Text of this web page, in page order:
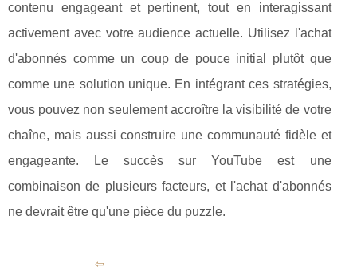
contenu engageant et pertinent, tout en interagissant
activement avec votre audience actuelle. Utilisez l'achat
d'abonnés comme un coup de pouce initial plutôt que
comme une solution unique. En intégrant ces stratégies,
vous pouvez non seulement accroître la visibilité de votre
chaîne, mais aussi construire une communauté fidèle et
engageante. Le succès sur YouTube est une
combinaison de plusieurs facteurs, et l'achat d'abonnés
ne devrait être qu'une pièce du puzzle.